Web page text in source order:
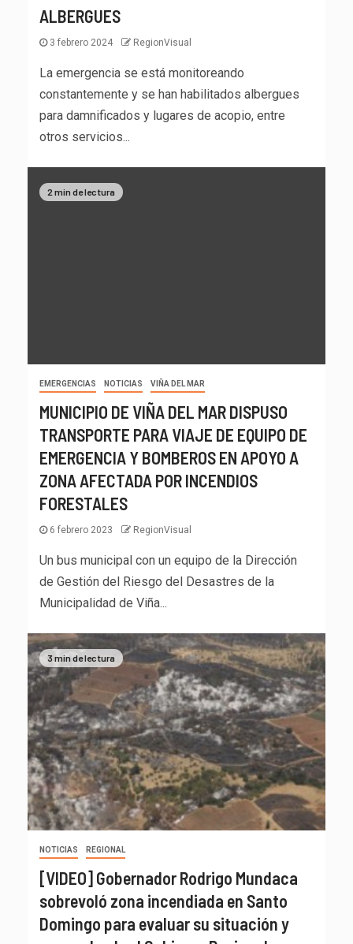
ALBERGUES
3 febrero 2024 RegionVisual
La emergencia se está monitoreando
constantemente y se han habilitados albergues
para damnificados y lugares de acopio, entre
otros servicios...
2 min de lectura
EMERGENCIAS NOTICIAS VIÑA DEL MAR
MUNICIPIO DE VIÑA DEL MAR DISPUSO
TRANSPORTE PARA VIAJE DE EQUIPO DE
EMERGENCIA Y BOMBEROS EN APOYO A
ZONA AFECTADA POR INCENDIOS
FORESTALES
6 febrero 2023 RegionVisual
Un bus municipal con un equipo de la Dirección
de Gestión del Riesgo del Desastres de la
Municipalidad de Viña...
3 min de lectura
NOTICIAS REGIONAL
[VIDEO] Gobernador Rodrigo Mundaca
sobrevoló zona incendiada en Santo
Domingo para evaluar su situación y